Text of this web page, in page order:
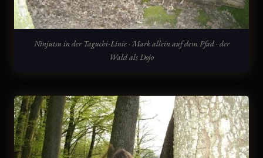
Ninjutsu in der Taguchi-Linie · Mark allein auf dem Pfad · der
Wald als Dojo